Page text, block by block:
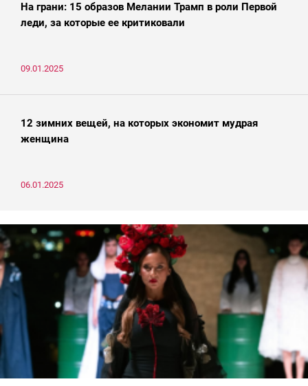
На грани: 15 образов Мелании Трамп в роли Первой
леди, за которые ее критиковали
09.01.2025
12 зимних вещей, на которых экономит мудрая
женщина
06.01.2025